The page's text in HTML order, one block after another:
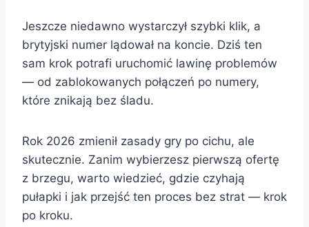
Jeszcze niedawno wystarczył szybki klik, a
brytyjski numer lądował na koncie. Dziś ten
sam krok potrafi uruchomić lawinę problemów
— od zablokowanych połączeń po numery,
które znikają bez śladu.
Rok 2026 zmienił zasady gry po cichu, ale
skutecznie. Zanim wybierzesz pierwszą ofertę
z brzegu, warto wiedzieć, gdzie czyhają
pułapki i jak przejść ten proces bez strat — krok
po kroku.